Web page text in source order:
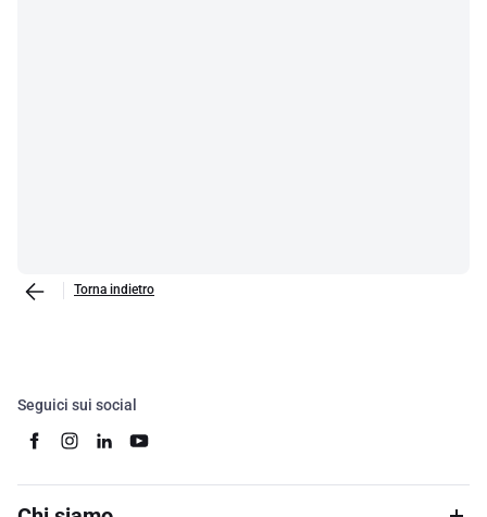
Torna indietro
Seguici sui social